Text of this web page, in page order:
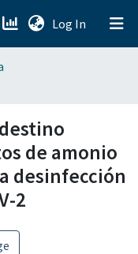
Log In (current)
de amonio
desinfección
2